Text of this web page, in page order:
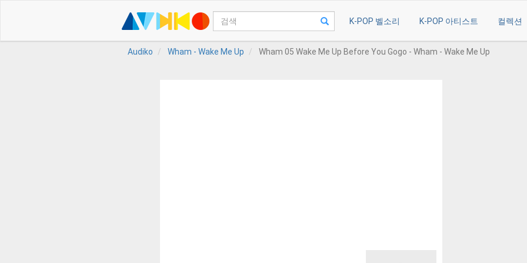
K-POP 벨소리 K-POP 아티스트 컬렉션
Audiko Wham - Wake Me Up Wham 05 Wake Me Up Before You Gogo - Wham - Wake Me Up